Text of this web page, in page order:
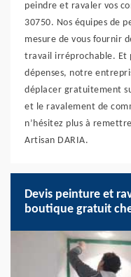
peindre et ravaler vos
30750. Nos équipes de
mesure de vous fournir
travail irréprochable. Et
dépenses, notre
déplacer gratuitement
et le ravalement de
n’hésitez plus à
Artisan DARIA.
Devis peinture et
boutique gratuit